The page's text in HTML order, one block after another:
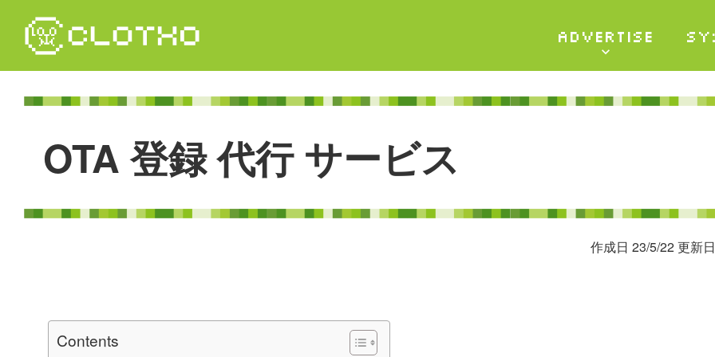
ADVERTISE
OTA 登録代行 サービス
作成日 23/5/22 更新
Contents